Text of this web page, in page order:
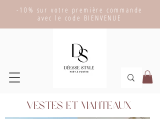
-10% sur votre première commande
avec le code BIENVENUE
Vestes et manteaux